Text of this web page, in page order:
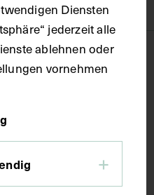
Diensten
jederzeit alle
ablehnen oder
vornehmen